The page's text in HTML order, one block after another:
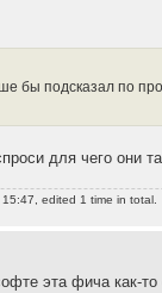
бы подсказал по
для чего они
edited 1 time in total.
эта фича как-